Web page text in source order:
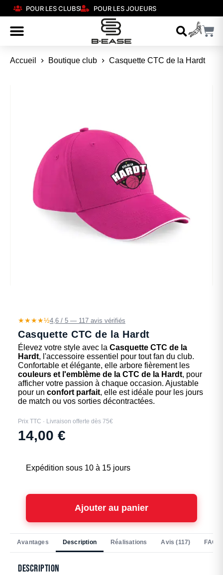
POUR LES CLUBS POUR LES JOUEURS
Accueil Boutique club Casquette CTC de la Hardt
★★★★½4,6 / 5 — 117 avis vérifiés
Casquette CTC de la Hardt
Élevez votre style avec la Casquette CTC de la
Hardt, l'accessoire essentiel pour tout fan du club.
Confortable et élégante, elle arbore fièrement les
couleurs et l'emblème de la CTC de la Hardt, pour
afficher votre passion à chaque occasion. Ajustable
pour un confort parfait, elle est idéale pour les jours
de match ou vos sorties décontractées.
Prix TTC · Livraison offerte dès 75€
14,00 €
Expédition sous 10 à 15 jours
Ajouter au panier
Avantages Description Réalisations Avis (117) FAQ
Description